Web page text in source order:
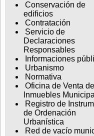
Conservación de
edificios
Contratación
Servicio de
Declaraciones
Responsables
Informaciones
Urbanismo
Normativa
Oficina de Venta de
Inmuebles
Registro de
de Ordenación
Urbanística
Red de vacío